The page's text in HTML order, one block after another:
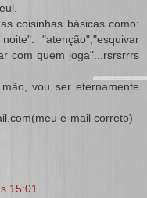
coisinhas básicas como:
"atenção","esquivar
com quem joga"...rsrsrrrs
vou ser eternamente
e-mail correto)
15:01